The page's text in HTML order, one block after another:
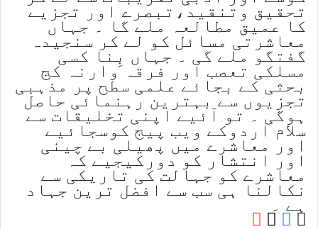
تحقیق وتنقید،تبصرے اور تجزیے
کا عمیق مطالعہ ملے گا ۔ جہاں
معاشرتی مسائل کو لے کر سنجیدہ
گفتگو ملے گی ۔ جہاں بِنا کسی
مسلکی تعصب اور فرقہ وارنہ کج
بحثی کے بجائے علمی سطح پر مذہبی
تجزیوں سے بہترین رہنمائی حاصل
ہوگی ۔ تو آئیے اپنی تخلیقات سے
سلام اردوکے ویب پیج کوسجائیے
اور معاشرے میں پھیلی بے چینی
اور انتشار کو دورکیجیے کہ
معاشرے کو جہالت کی تاریکی سے
نکالنا ہی سب سے افضل ترین جہاد
ہے ۔
Website
Facebook
X